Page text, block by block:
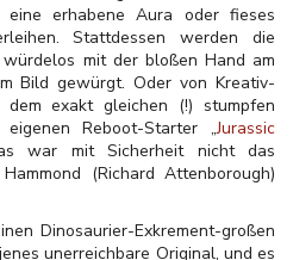
erhabene Aura oder fieses
Stattdessen werden die
mit der bloßen Hand am
Bild gewürgt. Oder von Kreativ-
exakt gleichen (!) stumpfen
Reboot-Starter „Jurassic
war mit Sicherheit nicht das
(Richard Attenborough)
Dinosaurier-Exkrement-großen
unerreichbare Original, und es